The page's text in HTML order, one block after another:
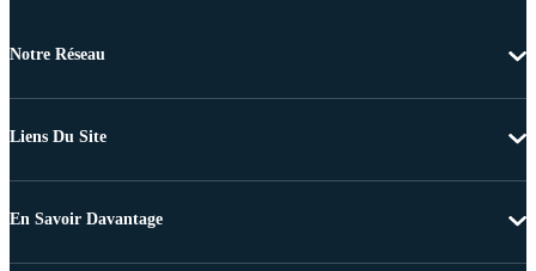
Notre Réseau
Liens Du Site
En Savoir Davantage